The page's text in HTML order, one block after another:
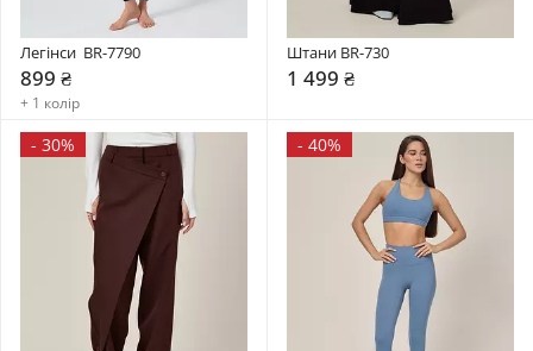
Легінси  BR-7790
899 ₴
+ 1 колір
Штани BR-730
1 499 ₴
- 30% - 40%